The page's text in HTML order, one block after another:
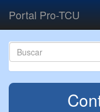
Portal Pro-TCU
Formulário
Buscar